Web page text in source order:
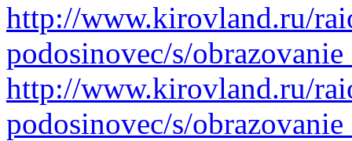
http://www.kirovland.ru/
podosinovec/s/
http://www.kirovland.ru/
podosinovec/s/